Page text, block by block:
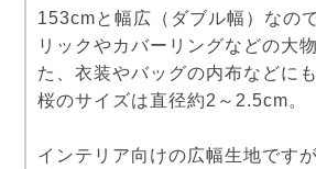
153cmと幅広（ダブル幅）なの
リックやカバーリングなどの大
た、衣装やバッグの内布などに
桜のサイズは直径約2～2.5cm。
インテリア向けの広幅生地です